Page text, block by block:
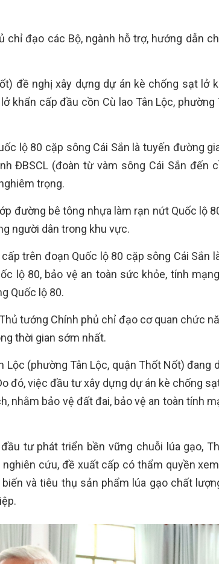
chỉ đạo các Bộ, ngành hỗ trợ, hướng dẫn
đề nghị xây dựng dự án kè chống sạt lở
khẩn cấp đầu cồn Cù lao Tân Lộc, phường
lộ 80 cặp sông Cái Sắn là tuyến đường
ĐBSCL (đoàn từ vàm sông Cái Sắn đến
trọng.
đường bê tông nhựa làm rạn nứt Quốc lộ
người dân trong khu vực.
trên đoạn Quốc lộ 80 cặp sông Cái Sắn
lộ 80, bảo vệ an toàn sức khỏe, tính
Quốc lộ 80.
tướng Chính phủ chỉ đạo cơ quan chức
thời gian sớm nhất.
(phường Tân Lộc, quận Thốt Nốt) đang
đó, việc đầu tư xây dựng dự án kè chống
nhằm bảo vệ đất đai, bảo vệ an toàn tính
tư phát triển bền vững chuỗi lúa gạo,
cứu, đề xuất cấp có thẩm quyền
và tiêu thụ sản phẩm lúa gạo chất